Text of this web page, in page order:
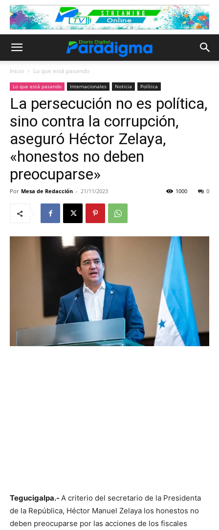
Inicio Lo que está pasando
Lo que está pasando Internacionales Noticia Política
La persecución no es política,
sino contra la corrupción,
aseguró Héctor Zelaya,
«honestos no deben
preocuparse»
Por Mesa de Redacción - 21/11/2023 0
1000
Tegucigalpa.- A criterio del secretario de la Presidenta
de la República, Héctor Manuel Zelaya los honestos no
deben preocuparse por las acciones de los fiscales